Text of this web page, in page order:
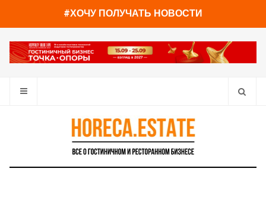
#ХОЧУ ПОЛУЧАТЬ НОВОСТИ